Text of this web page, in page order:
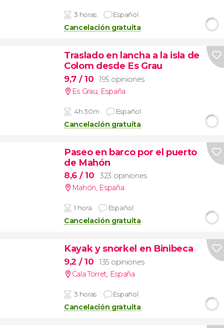
3 horas Español
Cancelación gratuita
Traslado en lancha a la isla de
Colom desde Es Grau
9,7 / 10
195 opiniones
Es Grau, España
4h 30m Español
Cancelación gratuita
Paseo en barco por el puerto
de Mahón
8,6 / 10
323 opiniones
Mahón, España
1 hora Español
Cancelación gratuita
Kayak y snorkel en Binibeca
9,2 / 10
135 opiniones
Cala Torret, España
3 horas Español
Cancelación gratuita